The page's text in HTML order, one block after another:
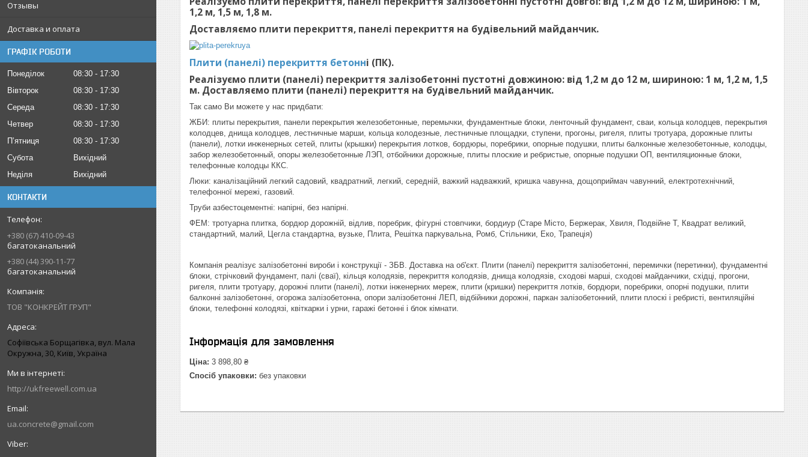
Отзывы
Доставка и оплата
ГРАФІК РОБОТИ
Понеділок 08:30
17:30
Вівторок
08:30
17:30
Середа
08:30
17:30
Четвер
08:30
17:30
Пʼятниця
08:30
17:30
Субота
Вихідний
Неділя
Вихідний
КОНТАКТИ
+380 (67) 410-09-43
багатоканальний
+380 (44) 390-11-77
багатоканальний
ТОВ "КОНКРЕЙТ ГРУП"
Софіївська Борщагівка, вул. Мала
Окружна, 30, Київ, Україна
http://ukfreewell.com.ua
ua.concrete@gmail.com
1,2 м, 1,5 м, 1,8 м.
Доставляємо плити перекриття, панелі перекриття на будівельний майданчик.
Плити (панелі) перекриття бетонні (ПК).
Реалізуємо плити (панелі) перекриття залізобетонні пустотні довжиною: від 1,2 м до 12 м, шириною: 1 м, 1,2 м, 1,5
м. Доставляємо плити (панелі) перекриття на будівельний майданчик.
Так само Ви можете у нас придбати:
ЖБИ: плиты перекрытия, панели перекрытия железобетонные, перемычки, фундаментные блоки, ленточный фундамент, сваи, кольца колодцев, перекрытия
колодцев, днища колодцев, лестничные марши, кольца колодезные, лестничные площадки, ступени, прогоны, ригеля, плиты тротуара, дорожные плиты
(панели), лотки инженерных сетей, плиты (крышки) перекрытия лотков, бордюры, поребрики, опорные подушки, плиты балконные железобетонные, колодцы,
забор железобетонный, опоры железобетонные ЛЭП, отбойники дорожные, плиты плоские и ребристые, опорные подушки ОП, вентиляционные блоки,
телефонные колодцы ККС.
Люки: каналізаційний легкий садовий, квадратний, легкий, середній, важкий надважкий, кришка чавунна, дощоприймач чавунний, електротехнічний,
телефонної мережі, газовий.
Труби азбестоцементні: напірні, без напірні.
ФЕМ: тротуарна плитка, бордюр дорожній, відлив, поребрик, фігурні стовпчики, бордиур (Старе Місто, Бержерак, Хвиля, Подвійне Т, Квадрат великий,
стандартний, малий, Цегла стандартна, вузьке, Плита, Решітка паркувальна, Ромб, Стільники, Еко, Трапеція)
Компанія реалізує залізобетонні вироби і конструкції - ЗБВ. Доставка на об'єкт. Плити (панелі) перекриття залізобетонні, перемички (перетинки), фундаментні
блоки, стрічковий фундамент, палі (сваї), кільця колодязів, перекриття колодязів, днища колодязів, сходові марші, сходові майданчики, східці, прогони,
ригеля, плити тротуару, дорожні плити (панелі), лотки інженерних мереж, плити (кришки) перекриття лотків, бордюри, поребрики, опорні подушки, плити
балконні залізобетонні, огорожа залізобетонна, опори залізобетонні ЛЕП, відбійники дорожні, паркан залізобетонний, плити плоскі і ребристі, вентиляційні
блоки, телефонні колодязі, квіткарки і урни, гаражі бетонні і блок кімнати.
Інформація для замовлення
Ціна: 3 898,80 ₴
Спосіб упаковки: без упаковки